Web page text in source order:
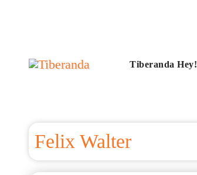
Tiberanda Hey!
Felix Walter